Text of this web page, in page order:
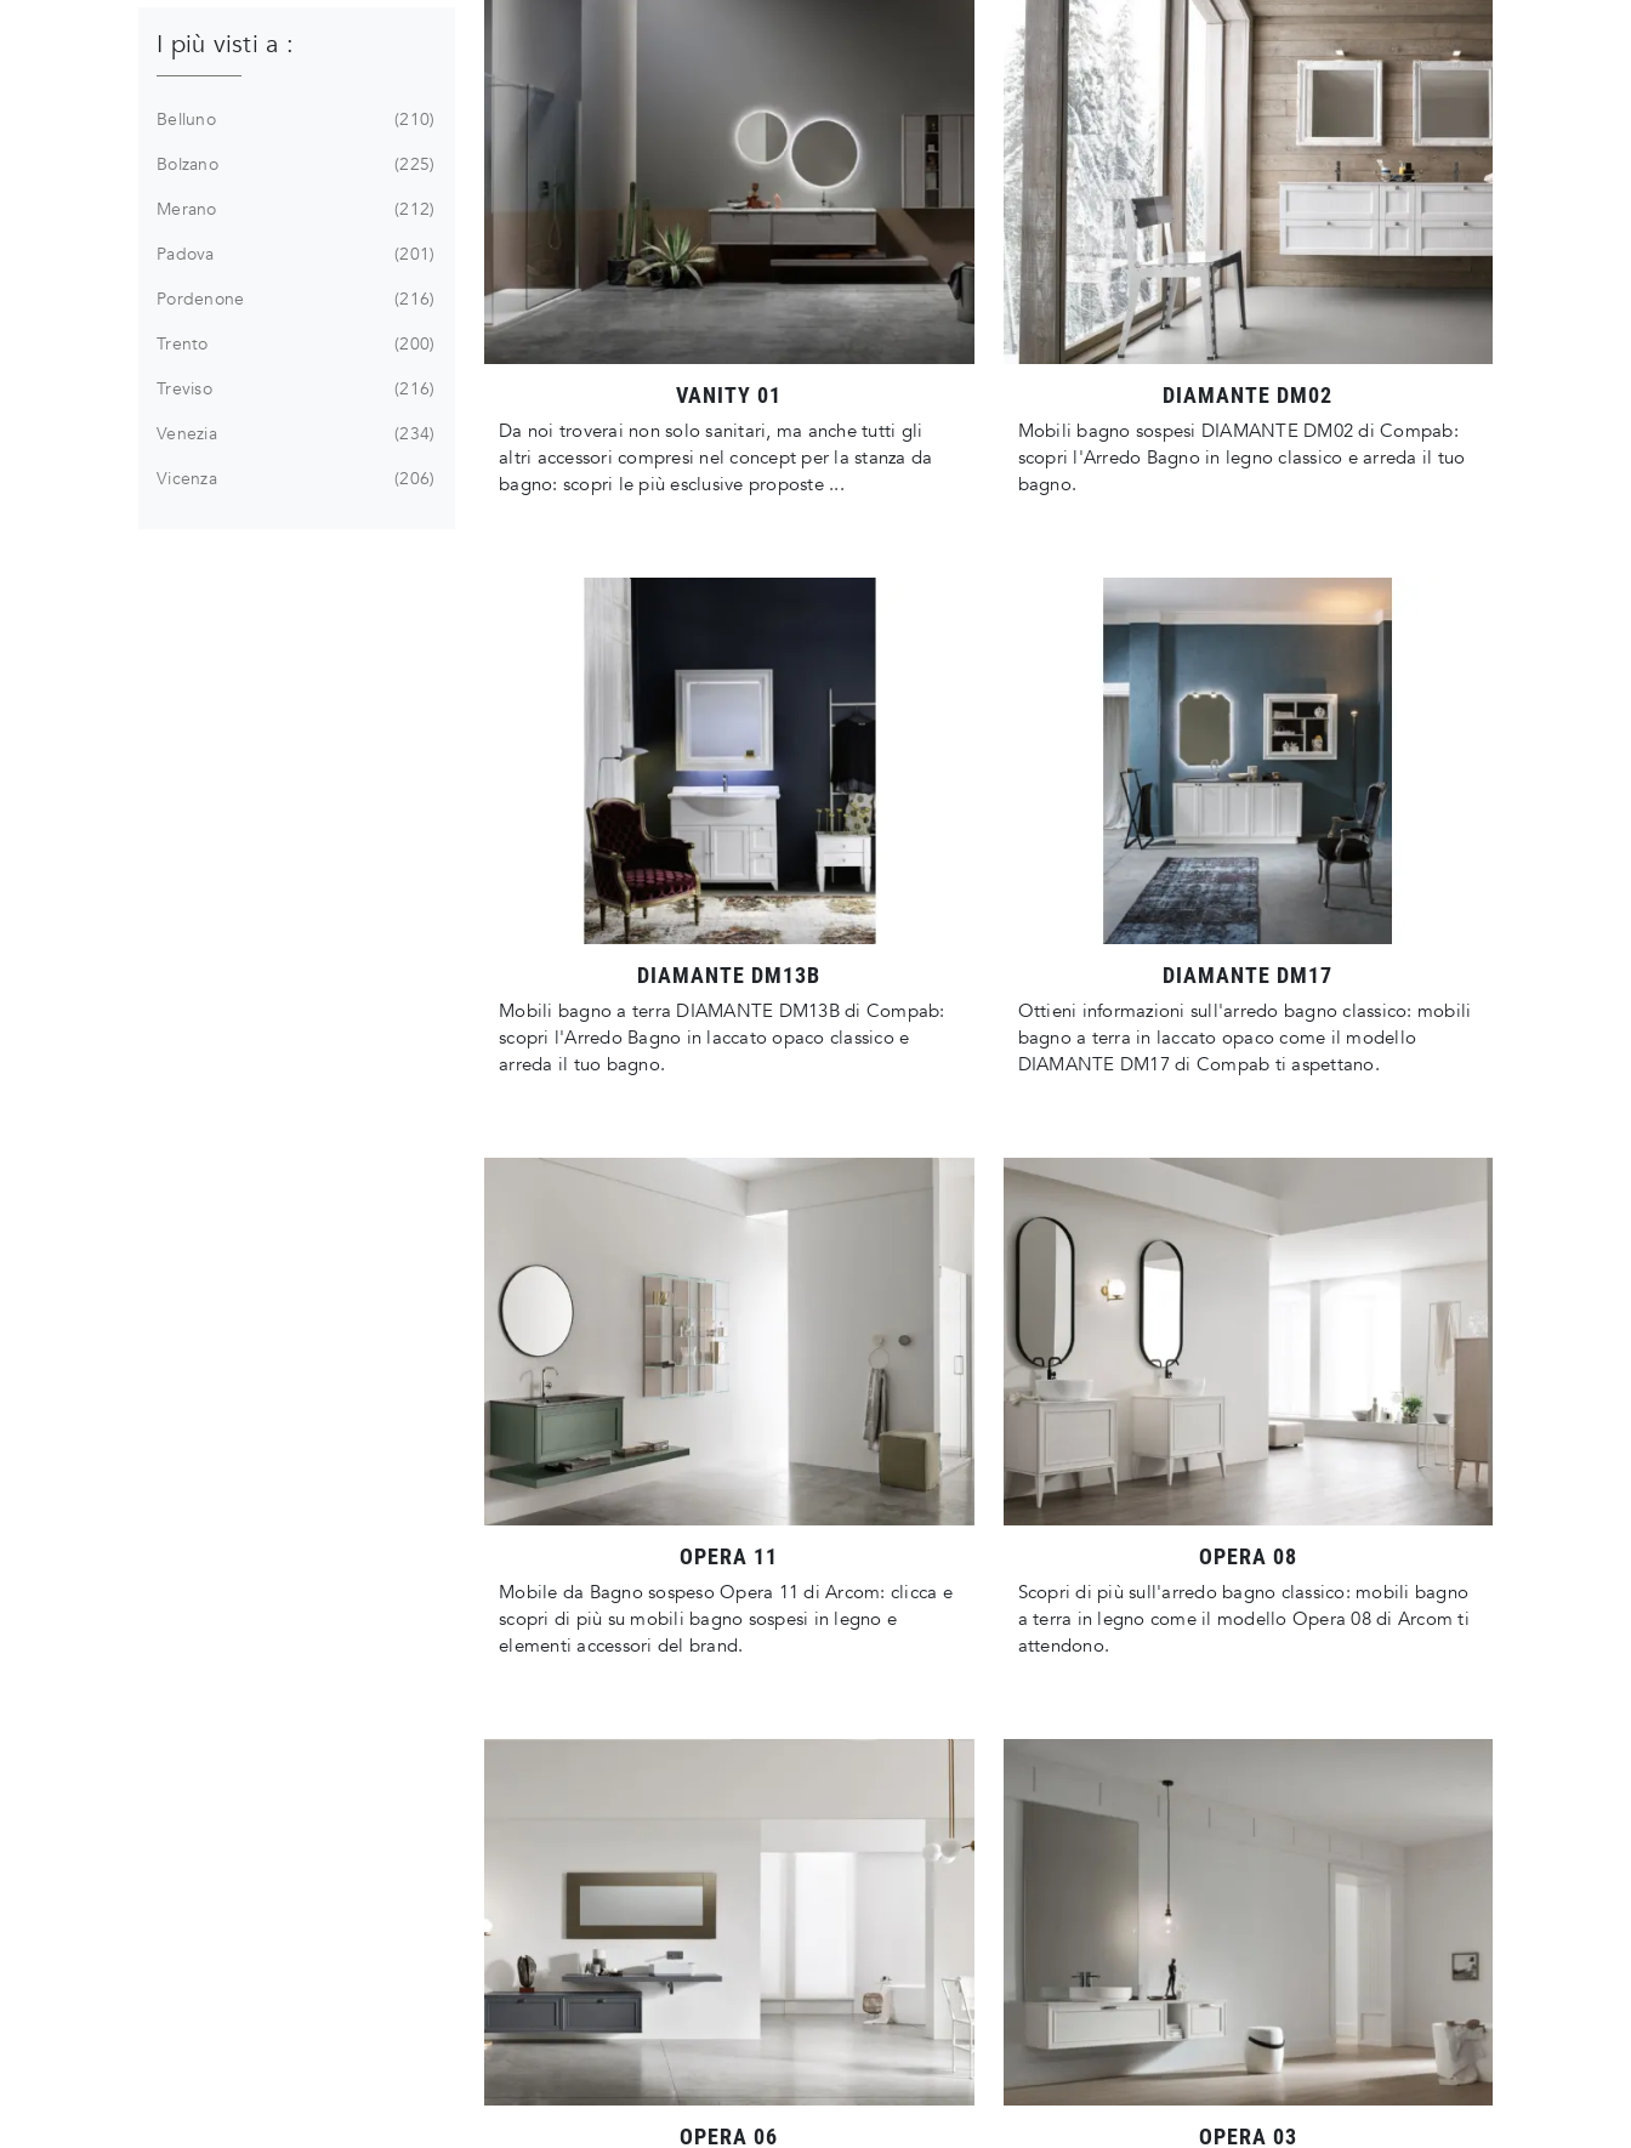
VANITY 01
Da noi troverai non solo sanitari, ma anche tutti gli
altri accessori compresi nel concept per la stanza da
bagno: scopri le più esclusive proposte ...
DIAMANTE DM02
Mobili bagno sospesi DIAMANTE DM02 di Compab:
scopri l'Arredo Bagno in legno classico e arreda il tuo
bagno.
DIAMANTE DM13B
Mobili bagno a terra DIAMANTE DM13B di Compab:
scopri l'Arredo Bagno in laccato opaco classico e
arreda il tuo bagno.
DIAMANTE DM17
Ottieni informazioni sull'arredo bagno classico: mobili
bagno a terra in laccato opaco come il modello
DIAMANTE DM17 di Compab ti aspettano.
OPERA 11
Mobile da Bagno sospeso Opera 11 di Arcom: clicca e
scopri di più su mobili bagno sospesi in legno e
elementi accessori del brand.
OPERA 08
Scopri di più sull'arredo bagno classico: mobili bagno
a terra in legno come il modello Opera 08 di Arcom ti
attendono.
OPERA 06 OPERA 03
I più visti a :
Belluno
210
Bolzano
225
Merano
212
Padova
201
Pordenone
216
Trento
200
Treviso
216
Venezia
234
Vicenza
206